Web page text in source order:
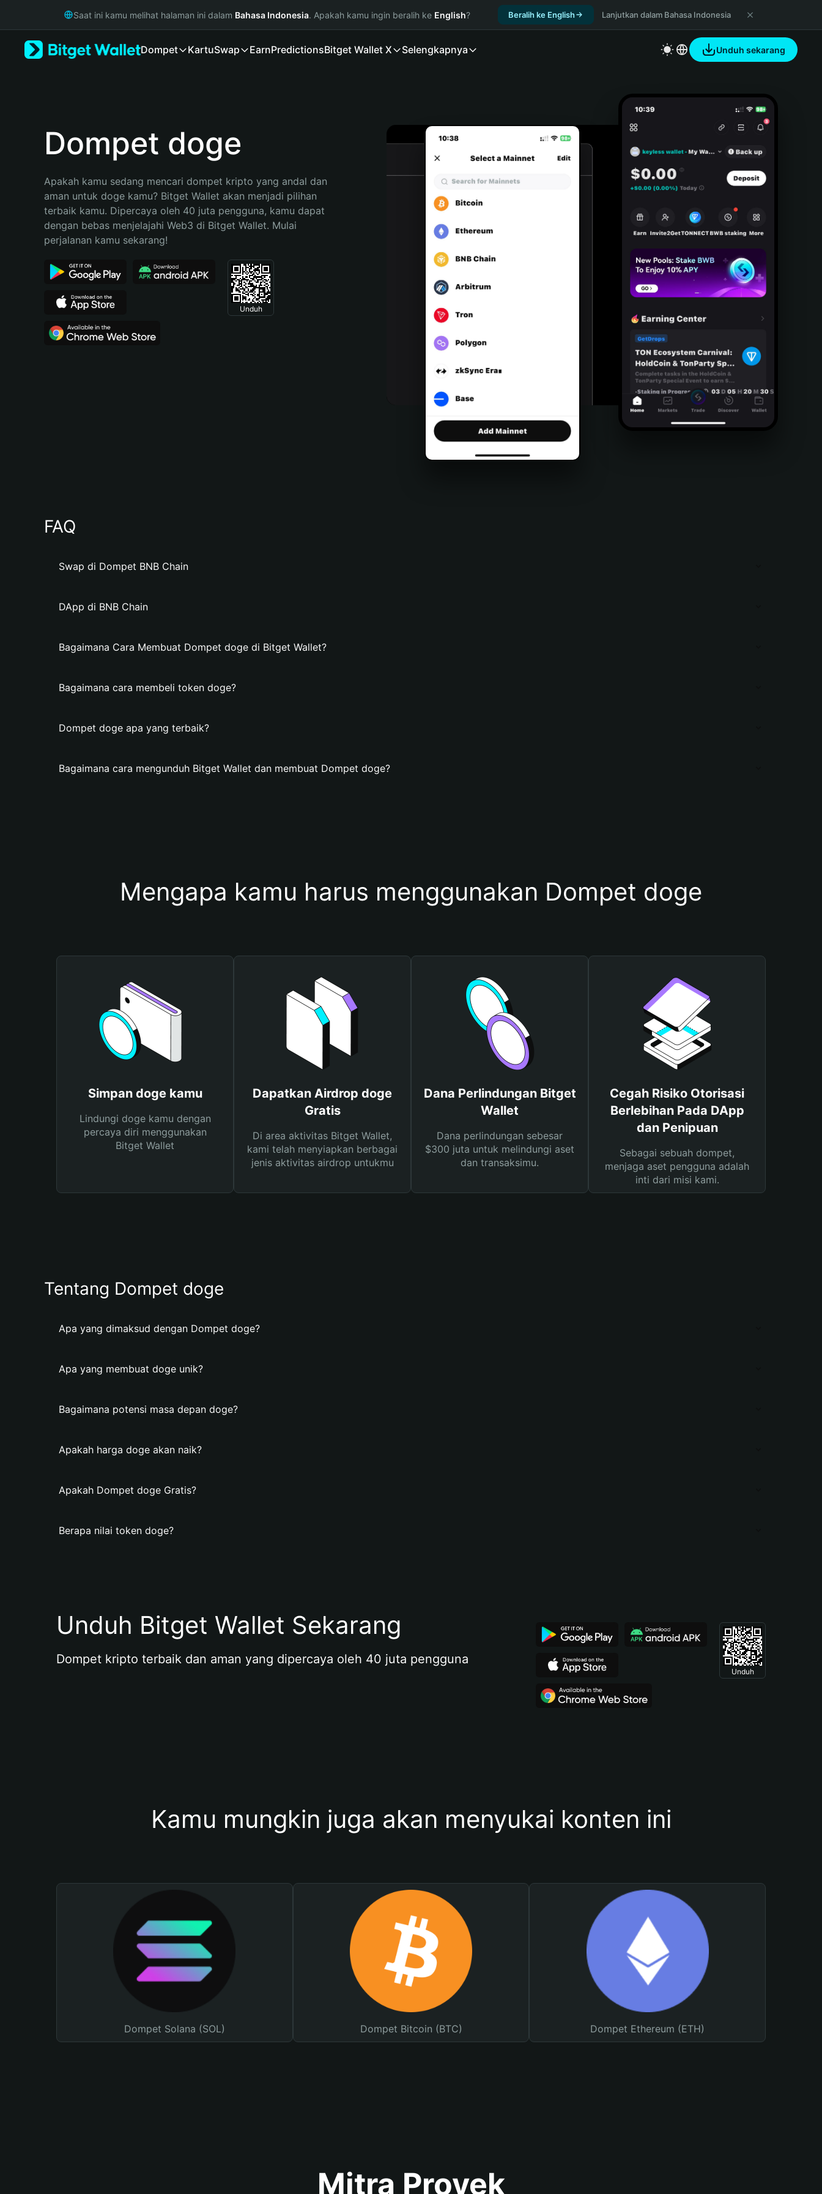
Русский
Bahasa Indonesia
Español (Argentina)
Saat ini kamu melihat halaman ini dalam Bahasa Indonesia. Apakah kamu ingin beralih ke English? Beralih ke English Lanjutkan dalam Bahasa Indonesia
Dompet KartuSwap EarnPredictionsBitget Wallet X Selengkapnya Unduh sekarang
Dompet doge
Apakah kamu sedang mencari dompet kripto yang andal dan
aman untuk doge kamu? Bitget Wallet akan menjadi pilihan
terbaik kamu. Dipercaya oleh 40 juta pengguna, kamu dapat
dengan bebas menjelajahi Web3 di Bitget Wallet. Mulai
perjalanan kamu sekarang!
Unduh
FAQ
Swap di Dompet BNB Chain
DApp di BNB Chain
Bagaimana Cara Membuat Dompet doge di Bitget Wallet?
Bagaimana cara membeli token doge?
Dompet doge apa yang terbaik?
Bagaimana cara mengunduh Bitget Wallet dan membuat Dompet doge?
Mengapa kamu harus menggunakan Dompet doge
Simpan doge kamu
Lindungi doge kamu dengan
percaya diri menggunakan
Bitget Wallet
Dapatkan Airdrop doge
Gratis
Di area aktivitas Bitget Wallet,
kami telah menyiapkan berbagai
jenis aktivitas airdrop untukmu
Dana Perlindungan Bitget
Wallet
Dana perlindungan sebesar
$300 juta untuk melindungi aset
dan transaksimu.
Cegah Risiko Otorisasi
Berlebihan Pada DApp
dan Penipuan
Sebagai sebuah dompet,
menjaga aset pengguna adalah
inti dari misi kami.
Tentang Dompet doge
Apa yang dimaksud dengan Dompet doge?
Apa yang membuat doge unik?
Bagaimana potensi masa depan doge?
Apakah harga doge akan naik?
Apakah Dompet doge Gratis?
Berapa nilai token doge?
Unduh Bitget Wallet Sekarang
Dompet kripto terbaik dan aman yang dipercaya oleh 40 juta pengguna
Unduh
Kamu mungkin juga akan menyukai konten ini
Dompet Solana (SOL) Dompet Bitcoin (BTC) Dompet Ethereum (ETH)
Mitra Proyek